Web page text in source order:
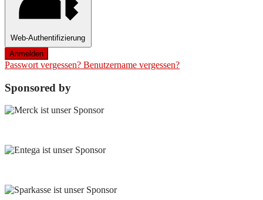
Web-Authentifizierung
Anmelden
Passwort vergessen? Benutzername vergessen?
Sponsored by